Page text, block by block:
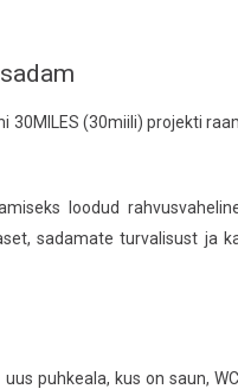
30MILES (30miili) projekti
loodud
sadamate turvalisust ja
puhkeala, kus on saun,